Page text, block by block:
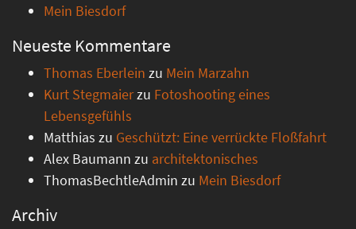
Mein Biesdorf
Neueste Kommentare
Thomas Eberlein zu Mein Marzahn
Kurt Stegmaierzu Fotoshooting eines
Lebensgefühls
Matthias zu Geschützt: Eine verrückte Floßfahrt
Alex Baumann zu architektonisches
ThomasBechtleAdmin zu Mein Biesdorf
Archiv